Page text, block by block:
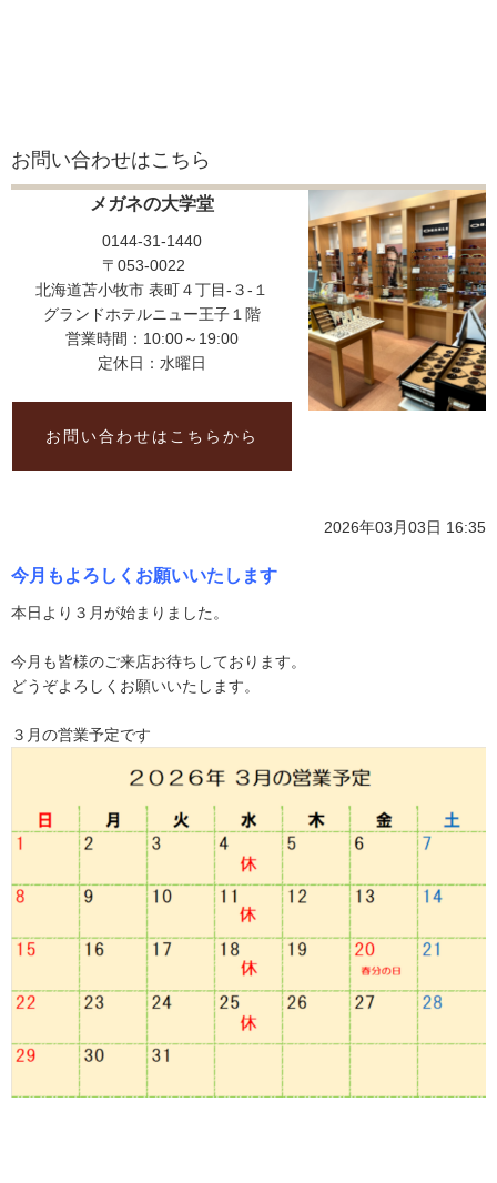
お問い合わせはこちら
メガネの大学堂
0144-31-1440
〒053-0022
北海道苫小牧市 表町４丁目-３-１
グランドホテルニュー王子１階
営業時間：10:00～19:00
定休日：水曜日
お問い合わせはこちらから
2026年03月03日 16:35
今月もよろしくお願いいたします
本日より３月が始まりました。
今月も皆様のご来店お待ちしております。
どうぞよろしくお願いいたします。
３月の営業予定です